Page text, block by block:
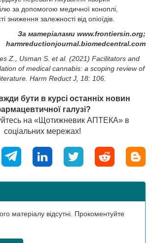
за допомогою медичної коноплі,
зниження залежності від опіоїдів.
За матеріалами www.frontiersin.org;
harmreductionjournal.biomedcentral.com
Z., Usman S. et al. (2021) Facilitators and
of medical cannabis: a scoping review of
Harm Reduct J, 18: 106.
бути в курсі останніх новин
галузі?
на «Щотижневик АПТЕКА» в
соціальних мережах!
матеріалу відсутні. Прокоментуйте